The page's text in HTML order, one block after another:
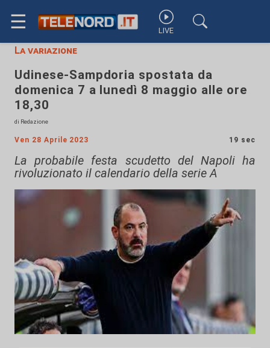
☰ LIVE
La variazione
Udinese-Sampdoria spostata da
domenica 7 a lunedì 8 maggio alle ore
18,30
di Redazione
Ven 28 Aprile 2023 19 sec
La probabile festa scudetto del Napoli ha
rivoluzionato il calendario della serie A